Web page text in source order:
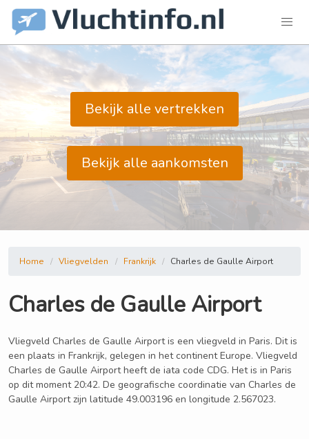
Bekijk alle vertrekken
Bekijk alle aankomsten
Home Vliegvelden Frankrijk Charles de Gaulle Airport
Charles de Gaulle Airport
Vliegveld Charles de Gaulle Airport is een vliegveld in Paris. Dit is
een plaats in Frankrijk, gelegen in het continent Europe. Vliegveld
Charles de Gaulle Airport heeft de iata code CDG. Het is in Paris
op dit moment 20:42. De geografische coordinatie van Charles de
Gaulle Airport zijn latitude 49.003196 en longitude 2.567023.